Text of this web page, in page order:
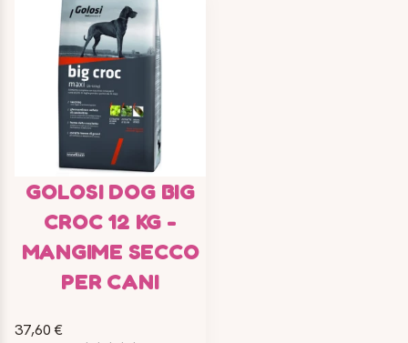
GOLOSI DOG BIG
CROC 12 KG -
MANGIME SECCO
PER CANI
37,60 €